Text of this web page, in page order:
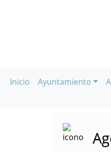
Inicio Ayuntamiento